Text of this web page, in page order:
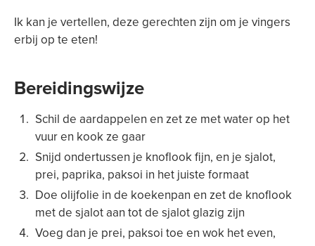
Ik kan je vertellen, deze gerechten zijn om je vingers
erbij op te eten!
Bereidingswijze
Schil de aardappelen en zet ze met water op het
vuur en kook ze gaar
Snijd ondertussen je knoflook fijn, en je sjalot,
prei, paprika, paksoi in het juiste formaat
Doe olijfolie in de koekenpan en zet de knoflook
met de sjalot aan tot de sjalot glazig zijn
Voeg dan je prei, paksoi toe en wok het even,